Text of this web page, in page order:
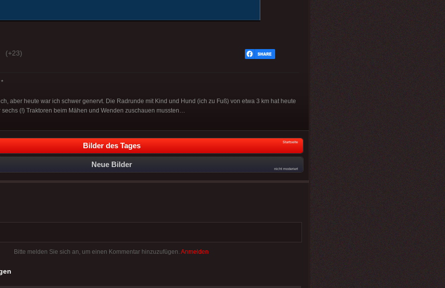
(+23)
aber heute war ich schwer genervt. Die Radrunde mit Kind und Hund (ich zu Fuß) von etwa 3 km hat heute
(!) Traktoren beim Mähen und Wenden zuschauen mussten…
Bilder des Tages Startseite
Neue Bilder
nicht moderiert
Bitte melden Sie sich an, um einen Kommentar hinzuzufügen. Anmelden